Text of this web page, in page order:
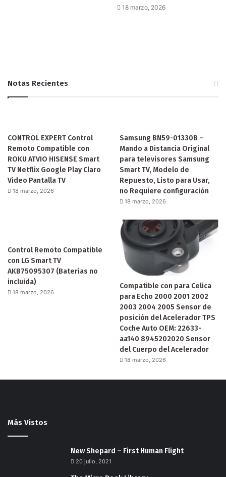
18 marzo, 2026
Notas Recientes
CONTROL EXPERT Control
Remoto Compatible con
ROKU ATVIO HISENSE Smart
TV Netflix Google Play Claro
Video Pantalla TV
18 marzo, 2026
Samsung BN59-01330B –
Mando a Distancia Original
para televisores Samsung
Smart TV, Modelo de
Repuesto, Listo para Usar,
no Requiere configuración
18 marzo, 2026
Control Remoto Compatible
con LG Smart TV
AKB75095307 (Baterias no
incluida)
18 marzo, 2026
Compatible con para Celica
para Echo 2000 2001 2002
2003 2004 2005 Sensor de
posición del Acelerador TPS
Coche Auto OEM: 22633-
aa140 8945202020 Sensor
del Cuerpo del Acelerador
18 marzo, 2026
Más Vistos
New Shepard – First Human Flight
20 julio, 2021